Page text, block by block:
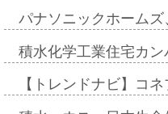
パナソニックホーム
積水化学工業住宅カ
【トレンドナビ】コ